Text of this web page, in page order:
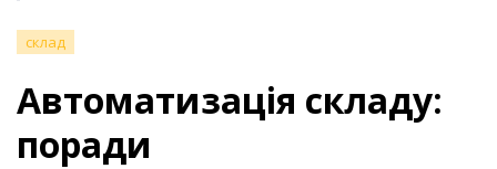
склад
Автоматизація складу:
поради